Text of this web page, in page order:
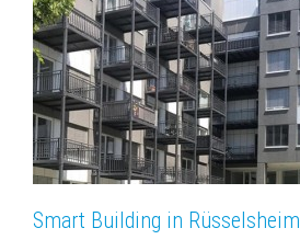
Smart Building in Rüsselsheim